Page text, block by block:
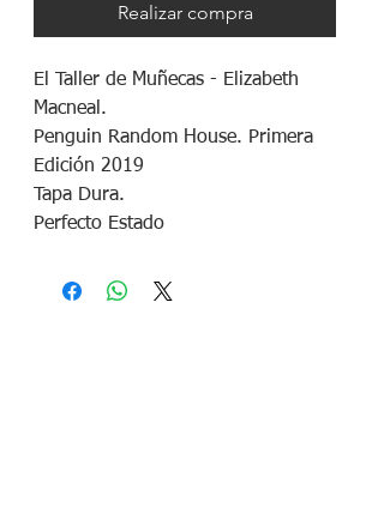
Realizar compra
El Taller de Muñecas - Elizabeth
Macneal.
Penguin Random House. Primera
Edición 2019
Tapa Dura.
Perfecto Estado